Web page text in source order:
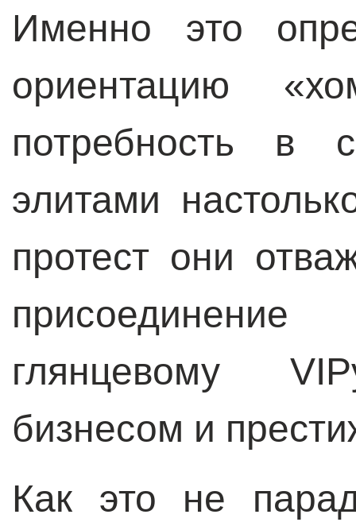
Именно это
ориентацию
потребность в
элитами
протест они
глянцевому VIP
бизнесом и
Как это не